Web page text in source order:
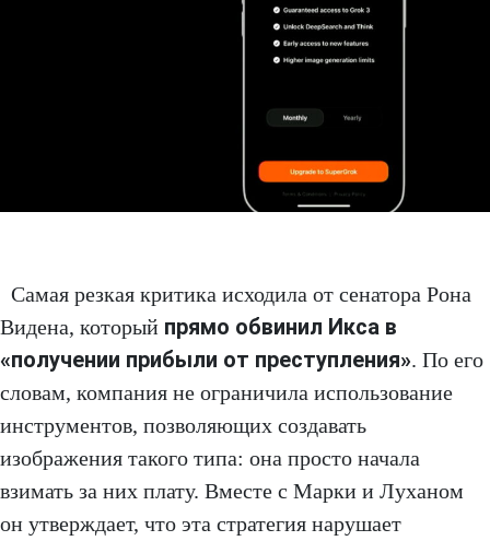
Самая резкая критика исходила от сенатора Рона
Видена, который прямо обвинил Икса в
«получении прибыли от преступления». По его
словам, компания не ограничила использование
инструментов, позволяющих создавать
изображения такого типа: она просто начала
взимать за них плату. Вместе с Марки и Луханом
он утверждает, что эта стратегия нарушает